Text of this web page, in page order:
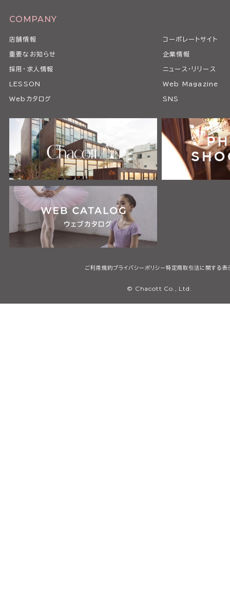
COMPANY
店舗情報 コーポレートサイト
重要なお知らせ 企業情報
採用・求人情報 ニュース・リリース
LESSON Web Magazine
Webカタログ SNS
ご利用規約プライバシーポリシー特定商取引法に関する表
© Chacott Co., Ltd.